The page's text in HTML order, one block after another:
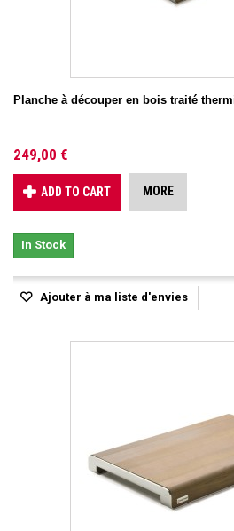
Planche à découper en bois traité
249,00 €
ADD TO CART MORE
In Stock
Ajouter à ma liste d'envies